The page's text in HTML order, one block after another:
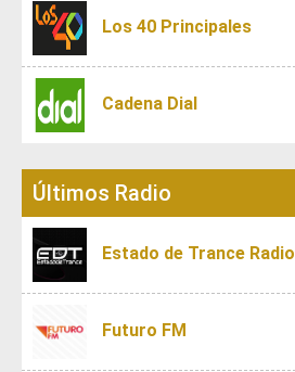
Los 40 Principales
Cadena Dial
Últimos Radio
Estado de Trance Radio
Futuro FM